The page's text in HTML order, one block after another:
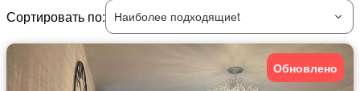
Сортировать по:
Наиболее подходящиеt
Обновлено